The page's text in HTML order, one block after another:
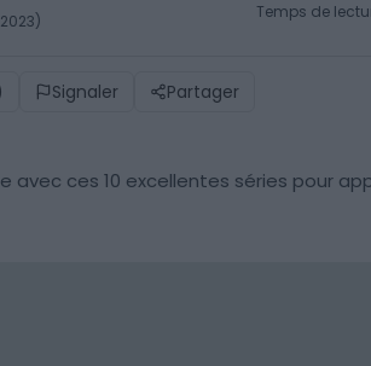
Temps de
Signaler Partager
avec ces 10 excellentes séries pour